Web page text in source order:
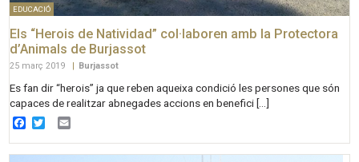
EDUCACIÓ
Els “Herois de Natividad” col·laboren amb la Protectora
d’Animals de Burjassot
25 març 2019 | Burjassot
Es fan dir “herois” ja que reben aqueixa condició les persones que són
capaces de realitzar abnegades accions en benefici […]
Facebook
Twitter